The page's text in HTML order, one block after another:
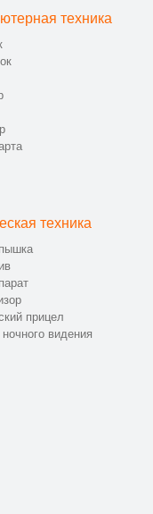
техника
техника
прицел
видения